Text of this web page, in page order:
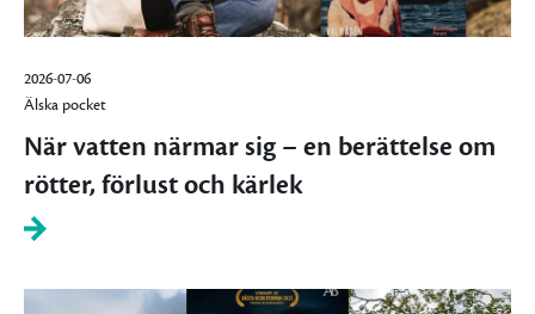
2026-07-06
Älska pocket
När vatten närmar sig – en berättelse om
rötter, förlust och kärlek